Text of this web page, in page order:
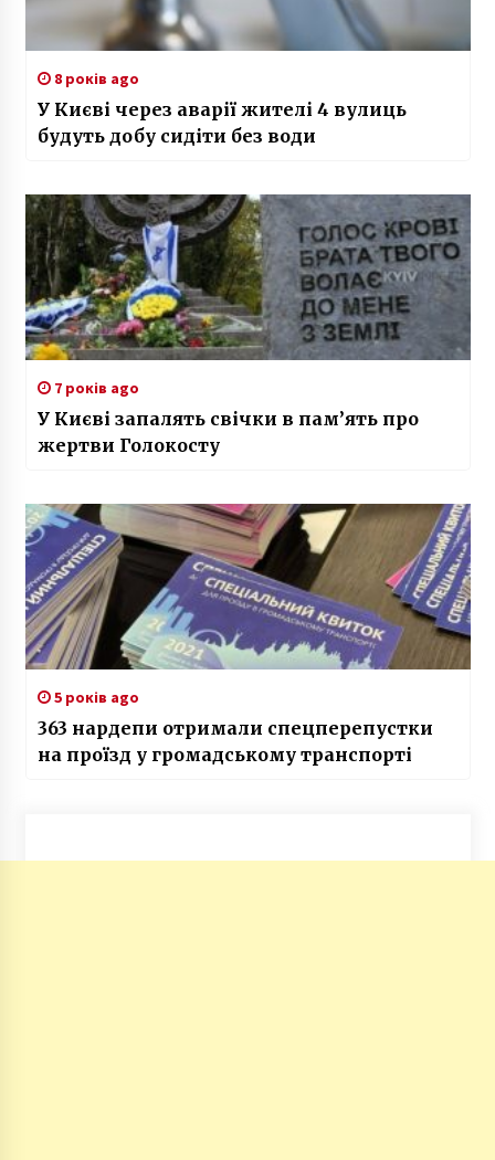
8 років ago
У Києві через аварії жителі 4 вулиць
будуть добу сидіти без води
7 років ago
У Києві запалять свічки в пам’ять про
жертви Голокосту
5 років ago
363 нардепи отримали спецперепустки
на проїзд у громадському транспорті